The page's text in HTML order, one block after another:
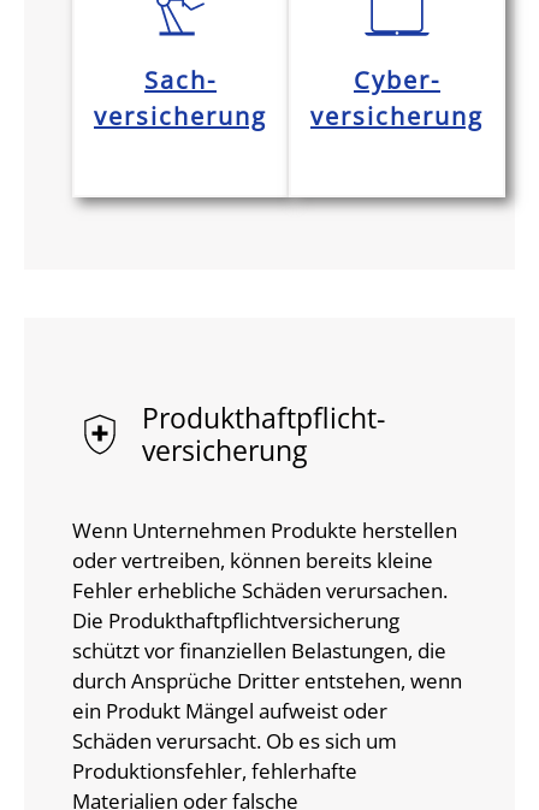
Sach-
versicherung
Cyber-
versicherung
Produkt­haftpflicht­
versicherung
Wenn Unternehmen Produkte herstellen
oder vertreiben, können bereits kleine
Fehler erhebliche Schäden verursachen.
Die Produkthaftpflichtversicherung
schützt vor finanziellen Belastungen, die
durch Ansprüche Dritter entstehen, wenn
ein Produkt Mängel aufweist oder
Schäden verursacht. Ob es sich um
Produktionsfehler, fehlerhafte
Materialien oder falsche